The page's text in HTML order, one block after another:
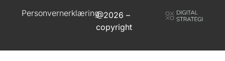
Personvernerklæring@2026 –
copyright